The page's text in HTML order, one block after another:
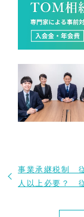
事業承継税制
人以上必要？